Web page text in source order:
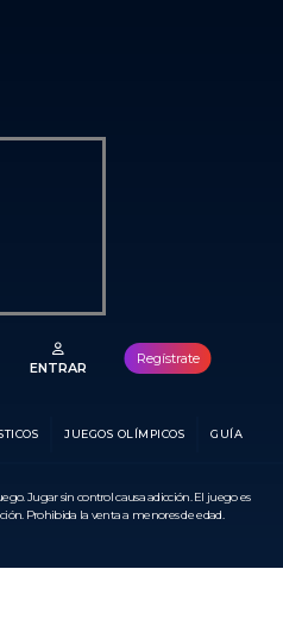
ENTRAR
Regístrate
JUEGOS OLÍMPICOS GUÍA
Jugar sin control causa adicción. El juego es
Prohibida la venta a menores de edad.